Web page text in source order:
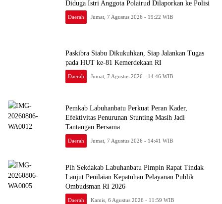
Diduga Istri Anggota Polairud Dilaporkan ke Polisi
Daerah Jumat, 7 Agustus 2026 - 19:22 WIB
Paskibra Siabu Dikukuhkan, Siap Jalankan Tugas
pada HUT ke-81 Kemerdekaan RI
Daerah Jumat, 7 Agustus 2026 - 14:46 WIB
Pemkab Labuhanbatu Perkuat Peran Kader,
Efektivitas Penurunan Stunting Masih Jadi
Tantangan Bersama
Daerah Jumat, 7 Agustus 2026 - 14:41 WIB
Plh Sekdakab Labuhanbatu Pimpin Rapat Tindak
Lanjut Penilaian Kepatuhan Pelayanan Publik
Ombudsman RI 2026
Daerah Kamis, 6 Agustus 2026 - 11:59 WIB